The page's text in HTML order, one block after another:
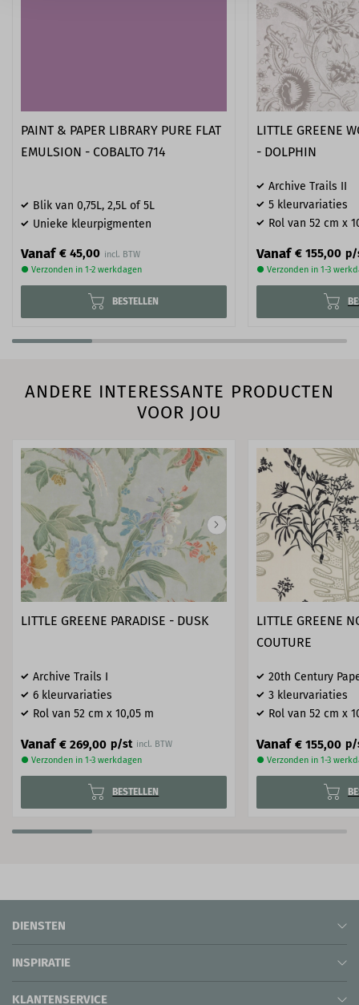
PAINT & PAPER LIBRARY PURE FLAT
EMULSION - COBALTO 714
Blik van 0,75L, 2,5L of 5L
Unieke kleurpigmenten
Vanaf € 45,00
● Verzonden in 1-2 werkdagen
BESTELLEN
LITTLE GREENE
- DOLPHIN
Archive Trails II
5 kleurvariaties
Rol van 52 cm x
Vanaf € 155,00 p/
● Verzonden in 1-3
ANDERE INTERESSANTE PRODUCTEN
VOOR JOU
LITTLE GREENE PARADISE - DUSK
Archive Trails I
6 kleurvariaties
Rol van 52 cm x 10,05 m
Vanaf € 269,00 p/st incl. BTW
● Verzonden in 1-3 werkdagen
BESTELLEN
LITTLE GREENE
COUTURE
20th Century
3 kleurvariaties
Rol van 52 cm x
Vanaf € 155,00 p/
● Verzonden in 1-3
DIENSTEN
INSPIRATIE
KLANTENSERVICE